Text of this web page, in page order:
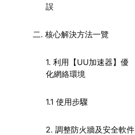
誤
二. 核心解決方法一覽
1. 利用【UU加速器】優
化網絡環境
1.1 使用步驟
2. 調整防火牆及安全軟件